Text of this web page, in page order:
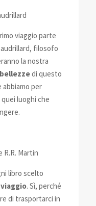
viaggio parte
filosofo
la nostra
di questo
abbiamo per
luoghi che
R.R. Martin
libro scelto
. Sì, perché
di trasportarci in